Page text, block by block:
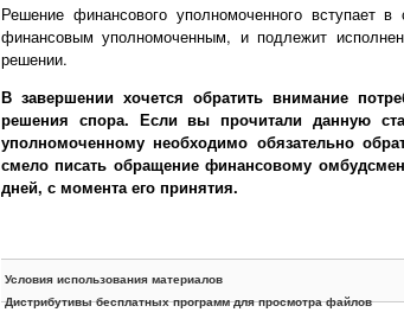
Решение финансового уполномоченного вступает
финансовым уполномоченным, и подлежит
решении.
В завершении хочется обратить внимание
решения спора. Если вы прочитали данную
уполномоченному необходимо обязательно
смело писать обращение финансовому
дней, с момента его принятия.
Условия использования материалов
Дистрибутивы бесплатных программ для просмотра файлов